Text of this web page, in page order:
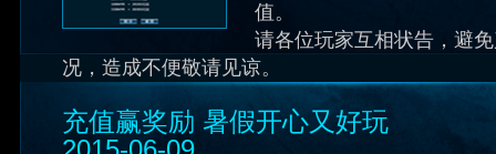
值。
请各位玩家互相状告，避
况，造成不便敬请见谅。
充值赢奖励 暑假开心又好玩